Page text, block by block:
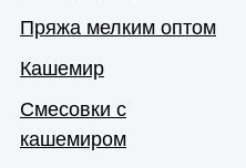
Пряжа мелким оптом
Кашемир
Смесовки с
кашемиром